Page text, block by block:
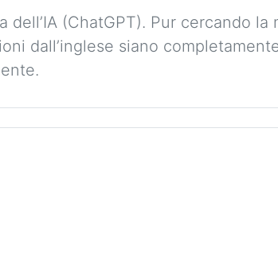
(ChatGPT). Pur cercando la
dall’inglese siano